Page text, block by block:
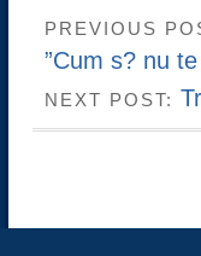
PREVIOUS
”Cum s? nu
NEXT POST: